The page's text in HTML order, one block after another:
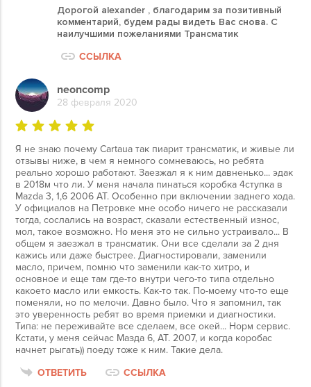
Дорогой alexander , благодарим за позитивный
комментарий, будем рады видеть Вас снова. С
наилучшими пожеланиями Трансматик
ССЫЛКА
neoncomp
28 февраля 2020
Я не знаю почему Cartaua так пиарит трансматик, и живые ли
отзывы ниже, в чем я немного сомневаюсь, но ребята
реально хорошо работают. Заезжал я к ним давненько... эдак
в 2018м что ли. У меня начала пинаться коробка 4ступка в
Mazda 3, 1,6 2006 АТ. Особенно при включении заднего хода.
У официалов на Петровке мне особо ничего не рассказали
тогда, сослались на возраст, сказали естественный износ,
мол, такое возможно. Но меня это не сильно устраивало... В
общем я заезжал в трансматик. Они все сделали за 2 дня
кажись или даже быстрее. Диагностировали, заменили
масло, причем, помню что заменили как-то хитро, и
основное и еще там где-то внутри чего-то типа отдельно
какоето масло или емкость. Как-то так. По-моему что-то еще
поменяли, но по мелочи. Давно было. Что я запомнил, так
это уверенность ребят во время приемки и диагностики.
Типа: не переживайте все сделаем, все окей... Норм сервис.
Кстати, у меня сейчас Мазда 6, АТ. 2007, и когда коробас
начнет рыгать)) поеду тоже к ним. Такие дела.
ОТВЕТИТЬ
ССЫЛКА